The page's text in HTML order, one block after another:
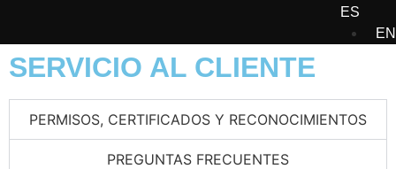
ES
EN
SERVICIO AL CLIENTE
PERMISOS, CERTIFICADOS Y RECONOCIMIENTOS
PREGUNTAS FRECUENTES